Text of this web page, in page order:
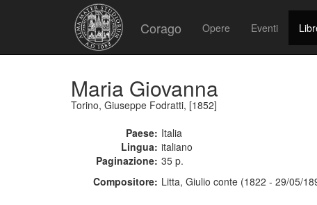
Corago Opere Eventi
Maria Giovanna
Torino, Giuseppe Fodratti, [1852]
Paese: Italia
Lingua: italiano
Paginazione: 35 p.
Compositore: Litta, Giulio conte (1822 - 29/05/